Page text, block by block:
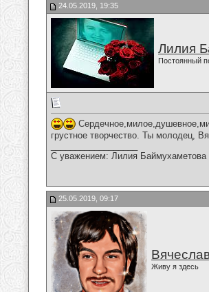
24.05.2019, 19:35
Лилия
Постоянный
грустное творчество. Ты молодец,
С уважением: Лилия Баймухаметова
25.05.2019, 09:17
Живу я здесь